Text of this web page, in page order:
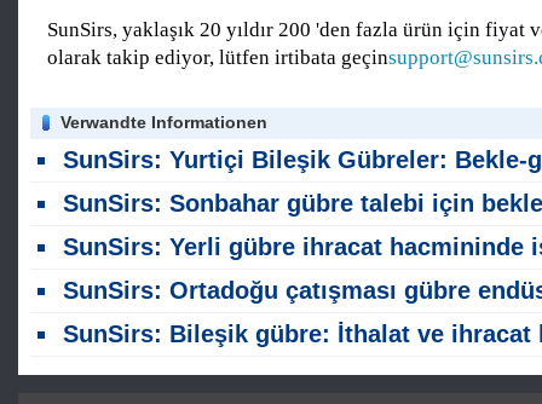
SunSirs, yaklaşık 20 yıldır 200 'den fazla ürün için fiyat
olarak takip ediyor, lütfen irtibata geçin
Verwandte Informationen
SunSirs: Yurtiçi Bileşik Gübreler: Bekle-görme Duyguları Arasında Piyasa Fiyatları Stabil; Sonbahar Depolama Yavaş
SunSirs: Sonbahar gübre talebi için beklentiler, bileşik gübre spot fiyatları yüksek seviyelerde
SunSirs: Yerli gübre ihracat hacmininde istikrarlı büyüme (Ocak-
SunSirs: Ortadoğu çatışması gübre endüstrisine ciddi darbe verdi; Küresel gıda kıtlığı riskleri
SunSirs: Bileşik gübre: İthalat ve ihracat hacmi Nisan ayında